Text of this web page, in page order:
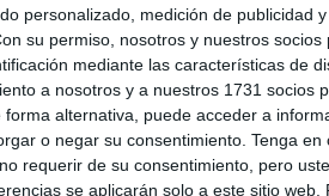
personalizado, medición de publicidad
su permiso, nosotros y nuestros
mediante las características de
a nosotros y a nuestros 1731 socios
alternativa, puede acceder a
o negar su consentimiento. Tenga en
requerir de su consentimiento, pero
se aplicarán solo a este sitio